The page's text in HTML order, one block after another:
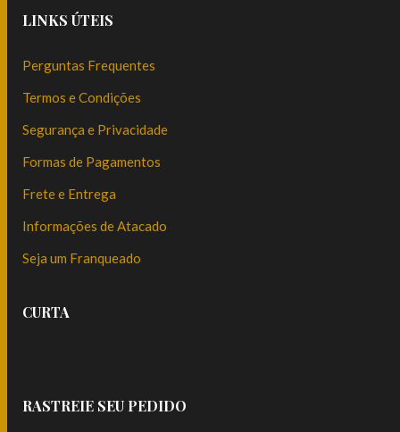
LINKS ÚTEIS
Perguntas Frequentes
Termos e Condições
Segurança e Privacidade
Formas de Pagamentos
Frete e Entrega
Informações de Atacado
Seja um Franqueado
CURTA
RASTREIE SEU PEDIDO